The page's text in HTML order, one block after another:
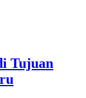
Tujuan